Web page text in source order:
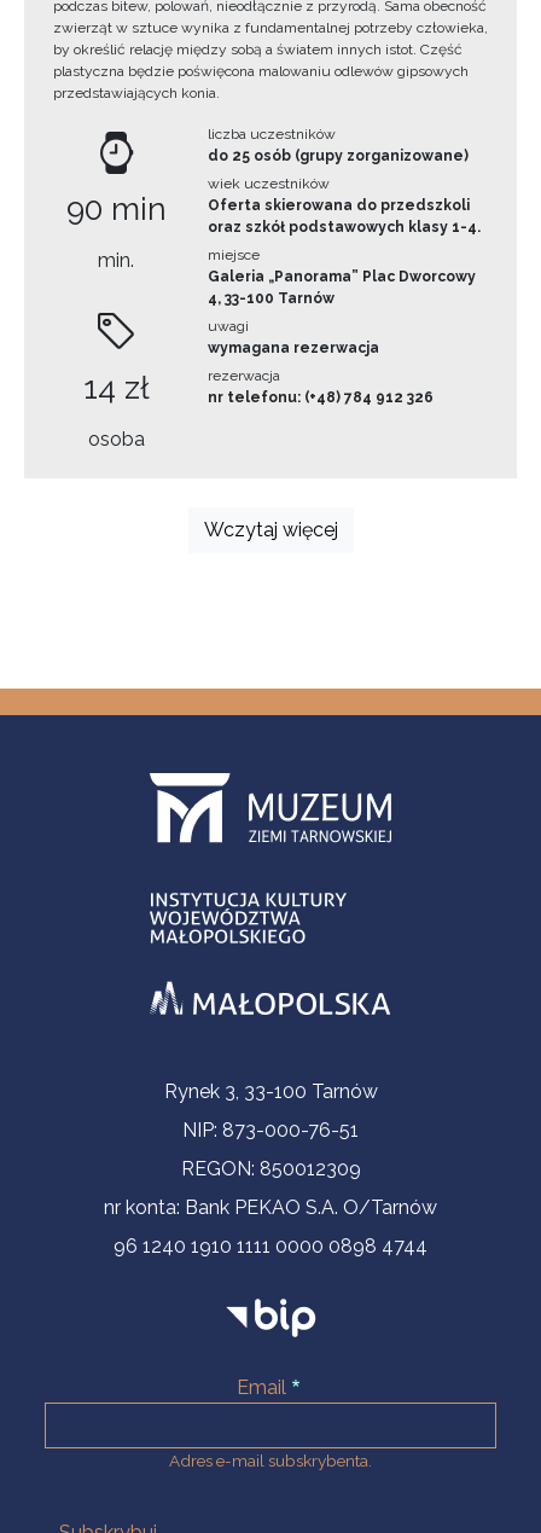
podczas bitew, polowań, nieodłącznie z przyrodą. Sama obecność
zwierząt w sztuce wynika z fundamentalnej potrzeby człowieka,
by określić relację między sobą a światem innych istot. Część
plastyczna będzie poświęcona malowaniu odlewów gipsowych
przedstawiających konia.
90 min
min.
14 zł
osoba
liczba uczestników
do 25 osób (grupy zorganizowane)
wiek uczestników
Oferta skierowana do przedszkoli
oraz szkół podstawowych klasy 1-4.
miejsce
Galeria „Panorama” Plac Dworcowy
4, 33-100 Tarnów
uwagi
wymagana rezerwacja
rezerwacja
nr telefonu: (+48) 784 912 326
Wczytaj więcej
Informacje kontaktoweRynek 3, 33-100 Tarnów
NIP: 873-000-76-51
REGON: 850012309
nr konta: Bank PEKAO S.A. O/Tarnów
96 1240 1910 1111 0000 0898 4744
Email
Adres e-mail subskrybenta.